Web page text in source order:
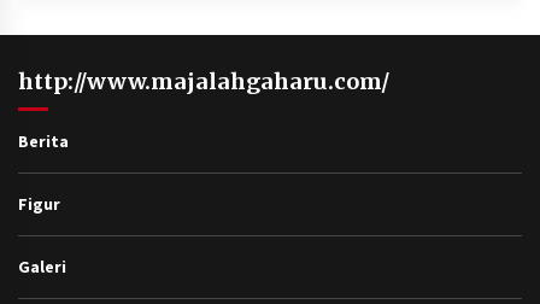
http://www.majalahgaharu.com/
Berita
Figur
Galeri